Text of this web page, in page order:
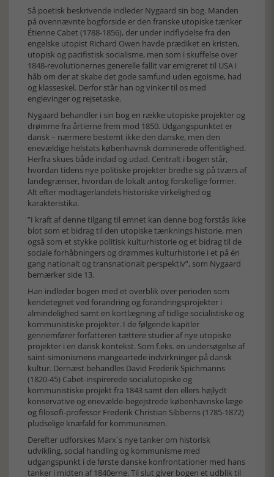
Så poetisk beskrivende indleder Nygaard sin bog. Manden
på ovennævnte bogforside er den franske utopiske tænker
Étienne Cabet (1788-1856), der under indflydelse fra den
engelske utopist Richard Owen havde prædiket en kristen,
utopisk og pacifistisk socialisme, men som i skuffelse over
1848-revolutionernes generelle fallit var emigreret til USA i
håb om der at skabe det gode samfund uden egoisme, had
og klasseskel. Derfor står han og vinker til os med
englevinger og rejsetaske.
Nygaard behandler i sin bog en række utopiske projekter og
drømme fra årtierne frem mod 1850. Udgangspunktet er
dansk – nærmere bestemt ikke den danske, men den
enevældige helstats københavnsk dominerede offentlighed.
Herfra skues både indad og udad. Centralt i bogen står,
hvordan tidens nye politiske projekter bredte sig på tværs af
landegrænser, hvordan de lokalt antog forskellige former.
Alt efter modtagerlandets historiske virkelighed og
karakteristika.
”I kraft af denne tilgang til emnet kan denne bog forstås ikke
blot som et bidrag til den utopiske tænknings historie, men
også som et stykke politisk kulturhistorie og et bidrag til de
sociale forhåbningers og drømmes kulturhistorie i et på én
gang nationalt og transnationalt perspektiv”, som Nygaard
bemærker side 13.
Han indleder bogen med et overblik over perioden som
kendetegnet ved forandring og forandringsprojekter i
almindelighed samt en kortlægning af tidlige socialistiske og
kommunistiske projekter. I de følgende kapitler
gennemfører forfatteren tættere studier af nye utopiske
projekter i en dansk kontekst. Som f.eks. en undersøgelse af
saint-simonismens mangeartede indvirkninger på dansk
kultur. Dernæst behandles David Frederik Spichmanns
(1820-45) Cabet-inspirerede socialutopiske og
kommunistiske projekt fra 1843 samt den ellers højlydt
konservative og enevælde-begejstrede københavnske læge
og filosofi-professor Frederik Christian Sibberns (1785-1872)
pludselige knæfald for kommunismen.
Derefter udforskes Marx´s nye tanker om historisk
udvikling, social handling og kommunisme med
udgangspunkt i de første danske konfrontationer med hans
tanker i midten af 1840erne. Til slut giver bogen et udblik til